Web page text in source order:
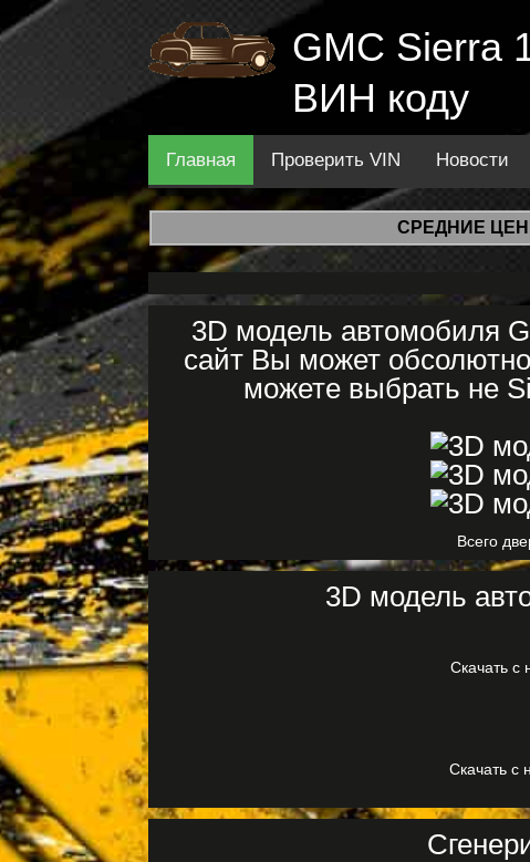
GMC Sierra
ВИН коду
Главная Проверить VIN Новости
СРЕДНИЕ
3D модель автомобиля
сайт Вы может
можете выбрать не
Всего
3D модель
Скачать с
Скачать с